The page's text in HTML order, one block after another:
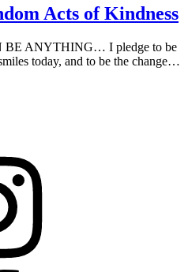
Acts of Kindness
ANYTHING… I pledge to be
today, and to be the change…